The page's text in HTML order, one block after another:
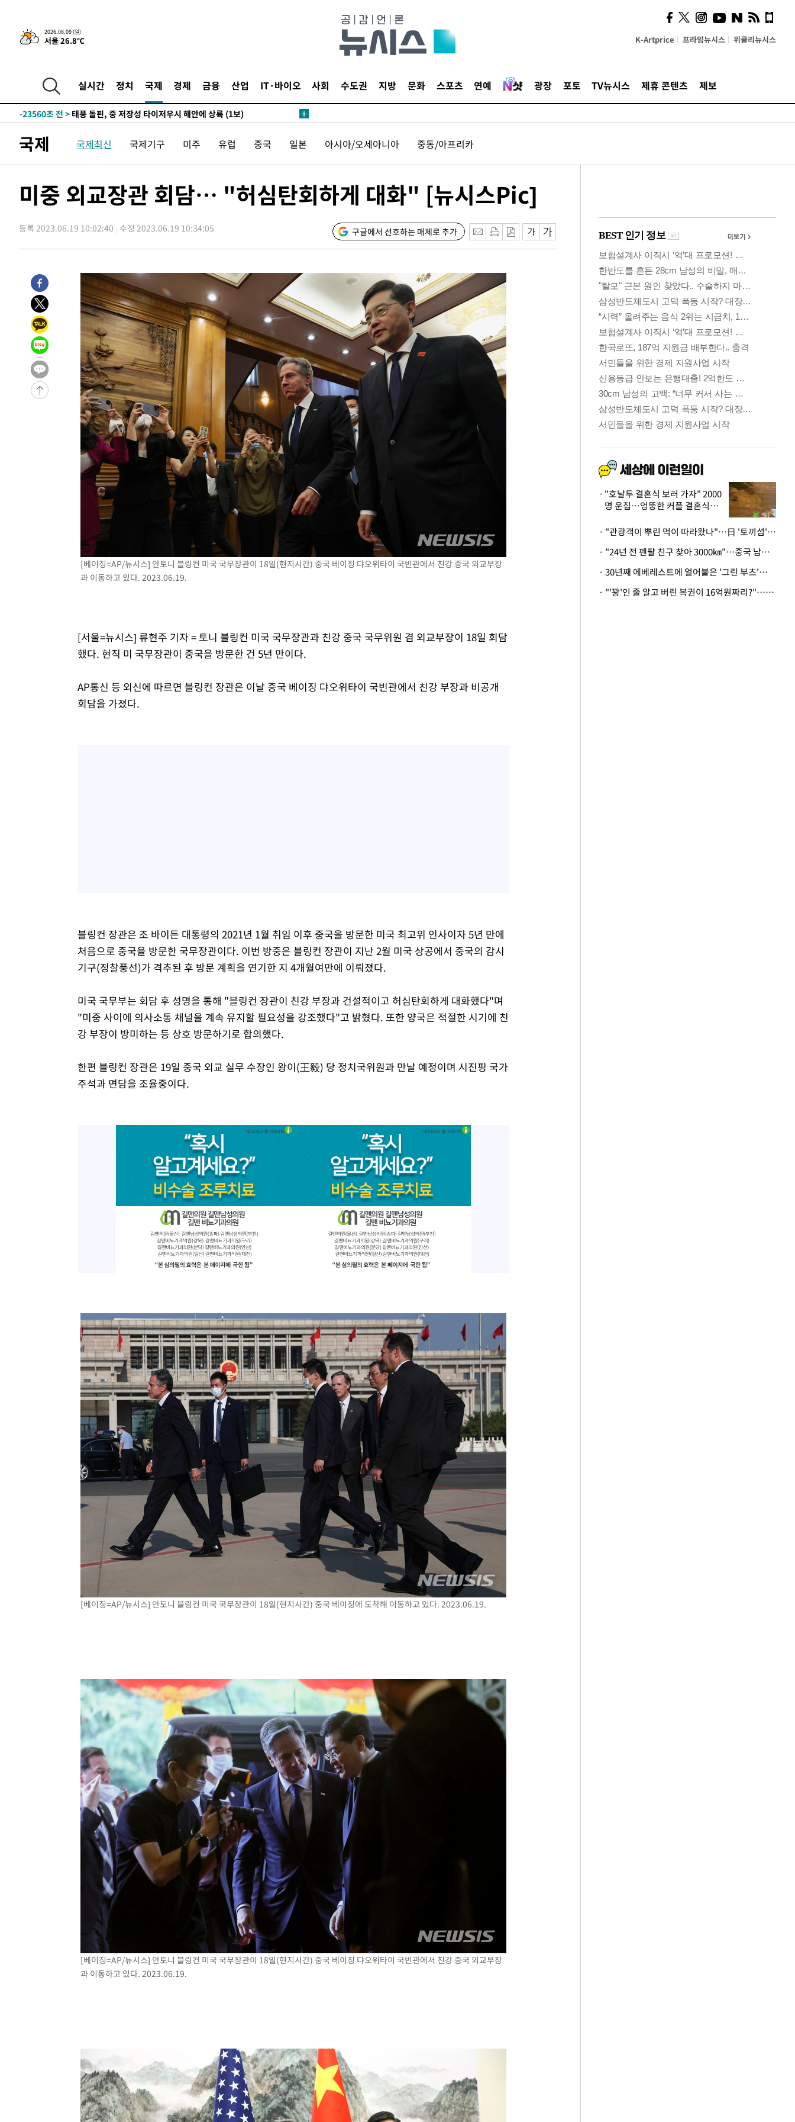
2026.08.09 (일)
서울 26.8℃ K-Artprice 프라임뉴시스 위클리뉴시스
실시간 정치 국제 경제 금융 산업 IT·바이오 사회 수도권 지방 문화 스포츠 연예 광장 포토 TV뉴시스 제휴 콘텐츠 제보
-30402초 전 >'AT마드리드 7번' 이강인, 맨시티 상대로 비공식 데뷔전
-29904초 전 >[속보]'AT마드리드 7번' 이강인, 맨시티 상대로 비공식 데뷔전
-24564초 전 >
이강인 ATM 입단식에 '상암벌 들썩'…"세계적인 선수 되길"
-23560초 전 >
-20906초 전 > AT마드리드 데뷔 앞둔 이강인, 맨시티전 선발 대신 '벤치 시작'
44.40%
-18870초 전 >
與 강원·TK 당원투표 합산 김민석 46.01%로 승리…정청래
-18710초 전 >[속보]與전대 권리당원투표…강원·경북 김민석, 대구 정청래 승리
45.71%
-18419초 전 >[속보]與 당대표 경선, 대구 권리당원 투표 정청래 47.82%·김민석
득표
-16134초 전 >"일본축구협회, 대한축구협회 성 접대 의혹 심판 조사"
-8776초 전 >[속보]장은수, KLPGA 제주삼다수 역전 우승…데뷔 10년 차에 첫 정
-4068초 전 >
손흥민, 68분 뛰고 2경기 침묵…LAFC, 톨루카에 1-0 승리(종합)
-3340초 전 >
'2경기 연속 침묵' 손흥민, 톨루카전 68분만 뛰고 슈팅 0개
-2092초 전 >
이강인, 오늘 서울서 AT마드리드 입단식…'전례 없는 특급대우'
3시간 전 >
'여긴 20도, 저긴 50도'…열화상 카메라로 본 폭염 저감시설 '온도차'
3시간 전 >
콜롬비아 신임 우파 대통령 취임 하루만에 차량폭탄 폭발 사건
-30402초 전 >
'AT마드리드 7번' 이강인, 맨시티 상대로 비공식 데뷔전
-29904초 전 >
[속보]'AT마드리드 7번' 이강인, 맨시티 상대로 비공식 데뷔전
-27968초 전 >
네타냐후, 트럼프의 가자 평화 2차 15개조 평화안 '거부'
이강인 ATM 입단식에 '상암벌 들썩'…"세계적인 선수 되길"
태풍 돌핀, 중 저장성 타이저우시 해안에 상륙 (1보)
AT마드리드 데뷔 앞둔 이강인, 맨시티전 선발 대신 '벤치 시작'
[속보]與 강원·TK 당원투표 합산 김민석 48.54%로 승리…정청래
與 강원·TK 당원투표 합산 김민석 46.01%로 승리…정청래
[속보]與전대 권리당원투표…강원·경북 김민석, 대구 정청래 승리
[속보]與 당대표 경선, 경북 권리당원 투표 김민석 47.37%·정청래
[속보]與 당대표 경선, 대구 권리당원 투표 정청래 47.82%·김민석
[속보]與 당대표 경선, 강원 권리당원 투표 김민석 승리…50.30%
"일본축구협회, 대한축구협회 성 접대 의혹 심판 조사"
[속보]장은수, KLPGA 제주삼다수 역전 우승…데뷔 10년 차에 첫 정
이강인, 오늘 서울서 AT마드리드 입단식…'전례 없는 특급대우'
'여긴 20도, 저긴 50도'…열화상 카메라로 본 폭염 저감시설 '온도차'
국제 국제최신 국제기구 미주 유럽 중국 일본 아시아/오세아니아 중동/아프리카
미중 외교장관 회담… "허심탄회하게 대화" [뉴시스Pic]
등록 2023.06.19 10:02:40 수정 2023.06.19 10:34:05 구글에서 선호하는 매체로 추가
[베이징=AP/뉴시스] 안토니 블링컨 미국 국무장관이 18일(현지시간) 중국 베이징 댜오위타이 국빈관에서 친강 중국 외교부장
과 이동하고 있다. 2023.06.19.
[서울=뉴시스] 류현주 기자 = 토니 블링컨 미국 국무장관과 친강 중국 국무위원 겸 외교부장이 18일 회담
했다. 현직 미 국무장관이 중국을 방문한 건 5년 만이다.
AP통신 등 외신에 따르면 블링컨 장관은 이날 중국 베이징 댜오위타이 국빈관에서 친강 부장과 비공개
회담을 가졌다.
블링컨 장관은 조 바이든 대통령의 2021년 1월 취임 이후 중국을 방문한 미국 최고위 인사이자 5년 만에
처음으로 중국을 방문한 국무장관이다. 이번 방중은 블링컨 장관이 지난 2월 미국 상공에서 중국의 감시
기구(정찰풍선)가 격추된 후 방문 계획을 연기한 지 4개월여만에 이뤄졌다.
미국 국무부는 회담 후 성명을 통해 "블링컨 장관이 친강 부장과 건설적이고 허심탄회하게 대화했다"며
"미중 사이에 의사소통 채널을 계속 유지할 필요성을 강조했다"고 밝혔다. 또한 양국은 적절한 시기에 친
강 부장이 방미하는 등 상호 방문하기로 합의했다.
한편 블링컨 장관은 19일 중국 외교 실무 수장인 왕이(王毅) 당 정치국위원과 만날 예정이며 시진핑 국가
주석과 면담을 조율중이다.
[베이징=AP/뉴시스] 안토니 블링컨 미국 국무장관이 18일(현지시간) 중국 베이징에 도착해 이동하고 있다. 2023.06.19.
[베이징=AP/뉴시스] 안토니 블링컨 미국 국무장관이 18일(현지시간) 중국 베이징 댜오위타이 국빈관에서 친강 중국 외교부장
과 이동하고 있다. 2023.06.19.
사이 해답 찾았죠"…알을
깨고 나온 '초자아'
"호날두 결혼식 보러 가자" 2000
명 운집…엉뚱한 커플 결혼식에
· "관광객이 뿌린 먹이 따라왔나"…日 '토끼섬' 멧돼지, 토끼까지 사냥
· "24년 전 펜팔 친구 찾아 3000㎞"…중국 남성 사연에 '뭉클'
· 30년째 에베레스트에 얼어붙은 '그린 부츠'…드디어 가족 품으로
· "'꽝'인 줄 알고 버린 복권이 16억원짜리?"…극적으로 되찾은 사연